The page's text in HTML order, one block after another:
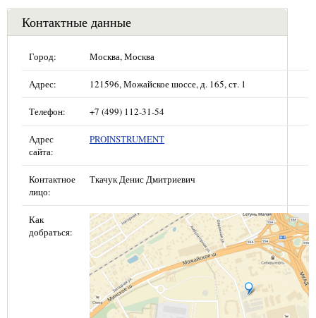
Контактные данные
Город: Москва, Москва
Адрес: 121596, Можайское шоссе, д. 165, ст. 1
Телефон: +7 (499) 112-31-54
Адрес
сайта:
PROINSTRUMENT
Контактное
лицо:
Ткачук Денис Дмитриевич
Как
добраться: